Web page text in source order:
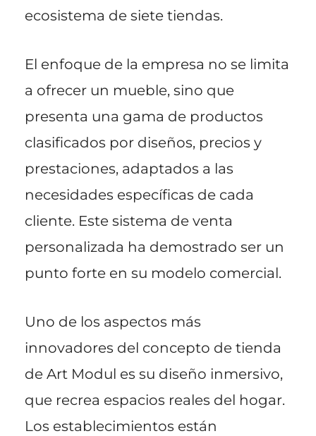
ecosistema de siete tiendas.
El enfoque de la empresa no se limita
a ofrecer un mueble, sino que
presenta una gama de productos
clasificados por diseños, precios y
prestaciones, adaptados a las
necesidades específicas de cada
cliente. Este sistema de venta
personalizada ha demostrado ser un
punto forte en su modelo comercial.
Uno de los aspectos más
innovadores del concepto de tienda
de Art Modul es su diseño inmersivo,
que recrea espacios reales del hogar.
Los establecimientos están